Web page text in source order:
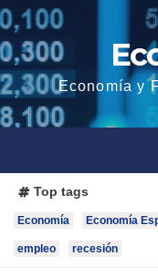
Saltar
al
contenido
Economía y
Top tags
Economía Economía
empleo recesión